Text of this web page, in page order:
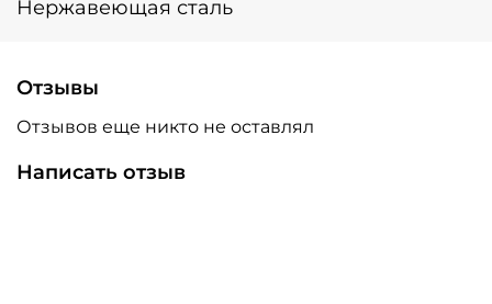
Нержавеющая сталь
Отзывы
Отзывов еще никто не оставлял
Написать отзыв